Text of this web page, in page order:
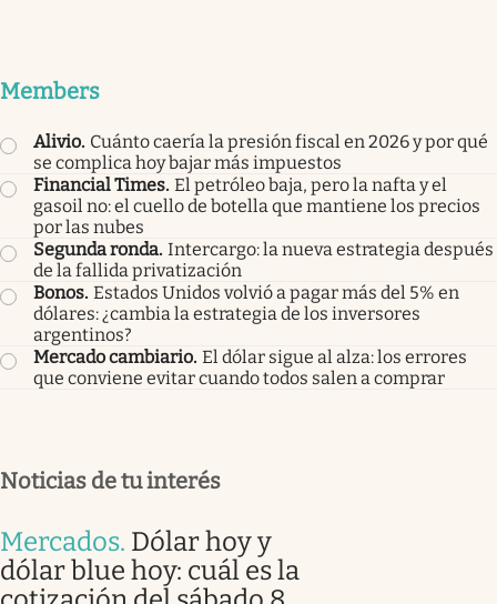
Members
Alivio. Cuánto caería la presión fiscal en 2026 y por qué
se complica hoy bajar más impuestos
Financial Times. El petróleo baja, pero la nafta y el
gasoil no: el cuello de botella que mantiene los precios
por las nubes
Segunda ronda. Intercargo: la nueva estrategia después
de la fallida privatización
Bonos. Estados Unidos volvió a pagar más del 5% en
dólares: ¿cambia la estrategia de los inversores
argentinos?
Mercado cambiario. El dólar sigue al alza: los errores
que conviene evitar cuando todos salen a comprar
Noticias de tu interés
Mercados. Dólar hoy y
dólar blue hoy: cuál es la